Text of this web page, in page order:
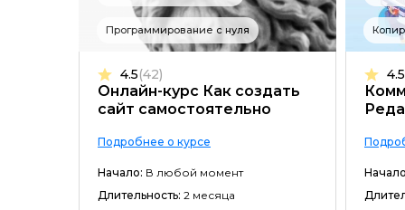
Программирование с нуля
Онлайн-курс Как создать
сайт самостоятельно
4.5(42)
Подробнее о курсе
Начало: В любой момент
Длительность: 2 месяца
4.5